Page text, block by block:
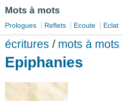
Mots à mots
Prologues Reflets Ecoute Eclat
écritures / mots à mots
Epiphanies